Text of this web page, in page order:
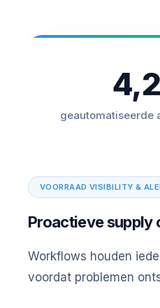
VOORRAAD VISIBILITY &
Proactieve supply
Workflows houden
voordat problemen
geautomatiseerde